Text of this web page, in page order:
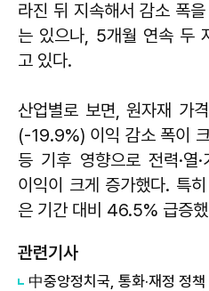
라진 뒤 지속해서 감소 폭
는 있으나, 5개월 연속 두
고 있다.
산업별로 보면, 원자재 가
(-19.9%) 이익 감소 폭이
등 기후 영향으로 전력·열
이익이 크게 증가했다. 특
은 기간 대비 46.5% 급증
관련기사